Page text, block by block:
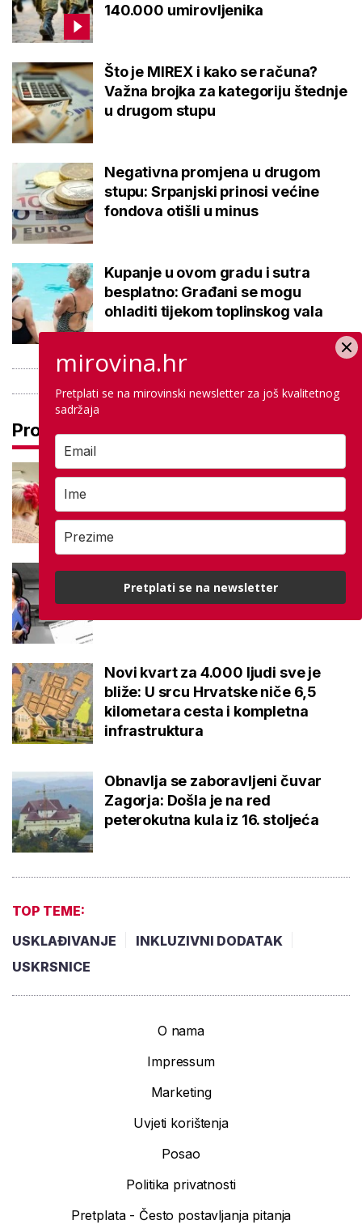
140.000 umirovljenika
Što je MIREX i kako se računa?
Važna brojka za kategoriju štednje
u drugom stupu
Negativna promjena u drugom
stupu: Srpanjski prinosi većine
fondova otišli u minus
Kupanje u ovom gradu i sutra
besplatno: Građani se mogu
ohladiti tijekom toplinskog vala
Pročitaj još
Treba li zbog vrućina odgoditi
realni, prvi tjedan ne radimo ništa'
Četiri učilišta u problemu, država
pronašla značajne nedostatke:
Novi kvart za 4.000 ljudi sve je
bliže: U srcu Hrvatske niče 6,5
kilometara cesta i kompletna
infrastruktura
Obnavlja se zaboravljeni čuvar
Zagorja: Došla je na red
peterokutna kula iz 16. stoljeća
TOP TEME:
USKLAĐIVANJE
INKLUZIVNI DODATAK
USKRSNICE
O nama
Impressum
Marketing
Uvjeti korištenja
Posao
Politika privatnosti
Pretplata - Često postavljanja pitanja
mirovina.hr
Pretplati se na mirovinski newsletter za još kvalitetnog
sadržaja
Pretplati se na newsletter